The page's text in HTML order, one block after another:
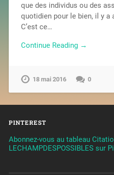
que des individus ou des
quotidien pour le bien, il y a
C’est ce…
Continue Reading →
18 mai 2016 0
PINTEREST
Abonnez-vous au tableau
LECHAMPDESPOSSIBLES sur